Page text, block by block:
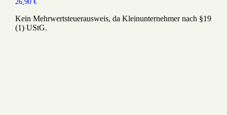
26,90 €
Kein Mehrwertsteuerausweis, da Kleinunternehmer nach §19
(1) UStG.